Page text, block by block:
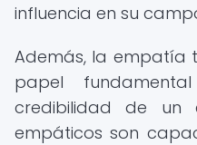
influencia en su
Además, la empatía
papel
credibilidad de un
empáticos son